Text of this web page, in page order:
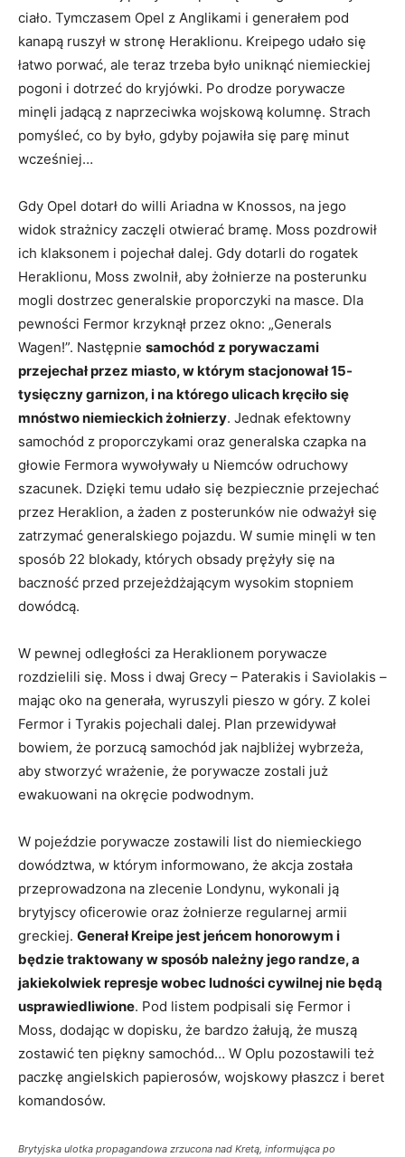
ciało. Tymczasem Opel z Anglikami i generałem pod
kanapą ruszył w stronę Heraklionu. Kreipego udało się
łatwo porwać, ale teraz trzeba było uniknąć niemieckiej
pogoni i dotrzeć do kryjówki. Po drodze porywacze
minęli jadącą z naprzeciwka wojskową kolumnę. Strach
pomyśleć, co by było, gdyby pojawiła się parę minut
wcześniej…
Gdy Opel dotarł do willi Ariadna w Knossos, na jego
widok strażnicy zaczęli otwierać bramę. Moss pozdrowił
ich klaksonem i pojechał dalej. Gdy dotarli do rogatek
Heraklionu, Moss zwolnił, aby żołnierze na posterunku
mogli dostrzec generalskie proporczyki na masce. Dla
pewności Fermor krzyknął przez okno: „Generals
Wagen!”. Następnie samochód z porywaczami
przejechał przez miasto, w którym stacjonował 15-
tysięczny garnizon, i na którego ulicach kręciło się
mnóstwo niemieckich żołnierzy. Jednak efektowny
samochód z proporczykami oraz generalska czapka na
głowie Fermora wywoływały u Niemców odruchowy
szacunek. Dzięki temu udało się bezpiecznie przejechać
przez Heraklion, a żaden z posterunków nie odważył się
zatrzymać generalskiego pojazdu. W sumie minęli w ten
sposób 22 blokady, których obsady prężyły się na
baczność przed przejeżdżającym wysokim stopniem
dowódcą.
W pewnej odległości za Heraklionem porywacze
rozdzielili się. Moss i dwaj Grecy – Paterakis i Saviolakis –
mając oko na generała, wyruszyli pieszo w góry. Z kolei
Fermor i Tyrakis pojechali dalej. Plan przewidywał
bowiem, że porzucą samochód jak najbliżej wybrzeża,
aby stworzyć wrażenie, że porywacze zostali już
ewakuowani na okręcie podwodnym.
W pojeździe porywacze zostawili list do niemieckiego
dowództwa, w którym informowano, że akcja została
przeprowadzona na zlecenie Londynu, wykonali ją
brytyjscy oficerowie oraz żołnierze regularnej armii
greckiej. Generał Kreipe jest jeńcem honorowym i
będzie traktowany w sposób należny jego randze, a
jakiekolwiek represje wobec ludności cywilnej nie będą
usprawiedliwione. Pod listem podpisali się Fermor i
Moss, dodając w dopisku, że bardzo żałują, że muszą
zostawić ten piękny samochód… W Oplu pozostawili też
paczkę angielskich papierosów, wojskowy płaszcz i beret
komandosów.
Brytyjska ulotka propagandowa zrzucona nad Kretą, informująca po